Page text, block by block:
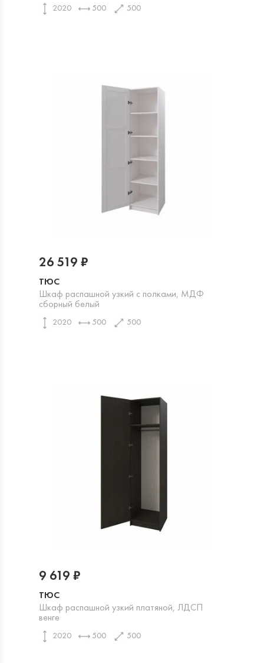
2020 500 500
ТЮС
Шкаф распашной узкий с полками, МДФ
сборный белый
2020 500 500
26 519 ₽
ТЮС
Шкаф распашной узкий платяной, ЛДСП
венге
2020 500 500
9 619 ₽